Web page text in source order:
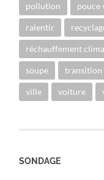
pollution pouce
ralentir
réchauffement
soupe transition
ville voiture
SONDAGE